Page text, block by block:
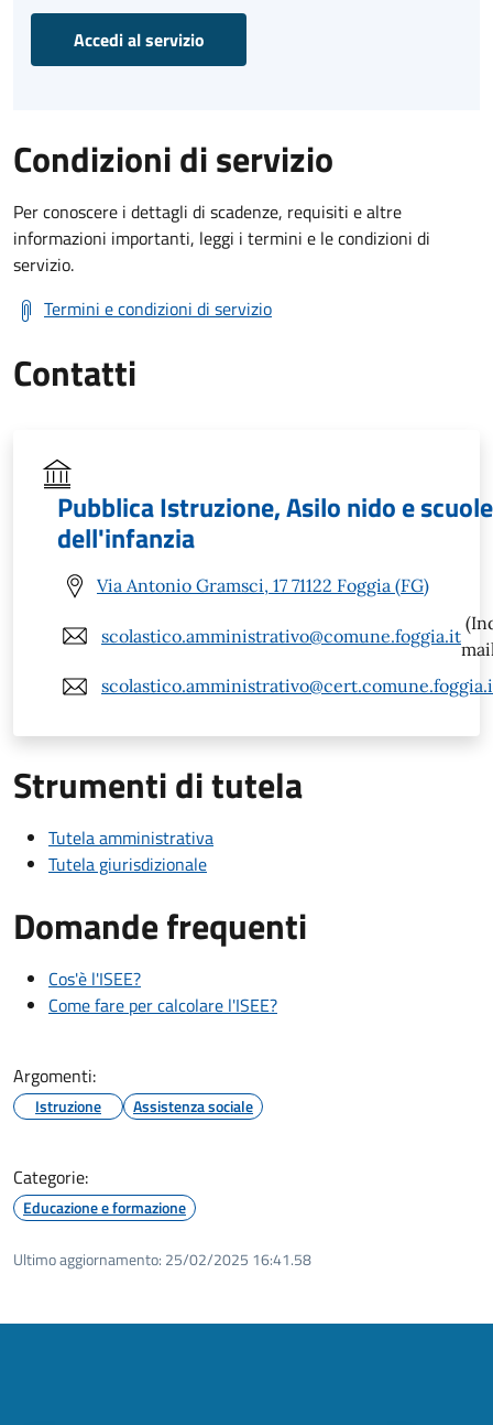
Accedi al servizio
Condizioni di servizio
Per conoscere i dettagli di scadenze, requisiti e altre
informazioni importanti, leggi i termini e le condizioni di
servizio.
Termini e condizioni di servizio
Contatti
Pubblica Istruzione, Asilo nido e scuole
dell'infanzia
Via Antonio Gramsci, 17 71122 Foggia (FG)
scolastico.amministrativo@comune.foggia.it
Strumenti di tutela
Tutela amministrativa
Tutela giurisdizionale
Domande frequenti
Cos'è l'ISEE?
Come fare per calcolare l'ISEE?
Argomenti:
Istruzione Assistenza sociale
Categorie:
Educazione e formazione
Ultimo aggiornamento: 25/02/2025 16:41.58